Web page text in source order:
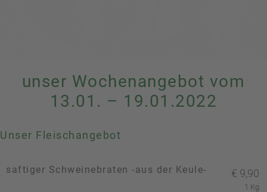
unser Wochenangebot vom
13.01. – 19.01.2022
Unser Fleischangebot
saftiger Schweinebraten -aus der Keule- € 9,90
1 Kg